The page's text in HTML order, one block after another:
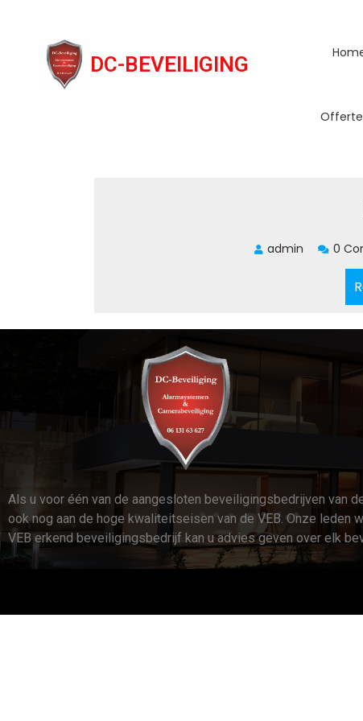
DC-BEVEILIGING
admin 0
Als u voor één van de aangesloten beveiligingsbedrijven van
ook nog aan de hoge kwaliteitseisen van de VEB. Onze leden
VEB erkend beveiligingsbedrijf kan u advies geven over elk